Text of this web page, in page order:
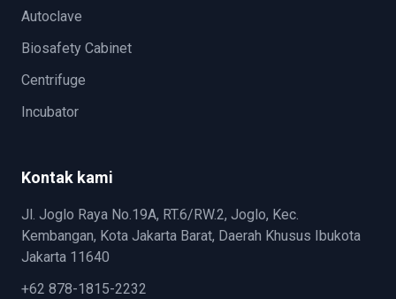
Autoclave
Biosafety Cabinet
Centrifuge
Incubator
Kontak kami
Jl. Joglo Raya No.19A, RT.6/RW.2, Joglo, Kec.
Kembangan, Kota Jakarta Barat, Daerah Khusus Ibukota
Jakarta 11640
+62 878-1815-2232